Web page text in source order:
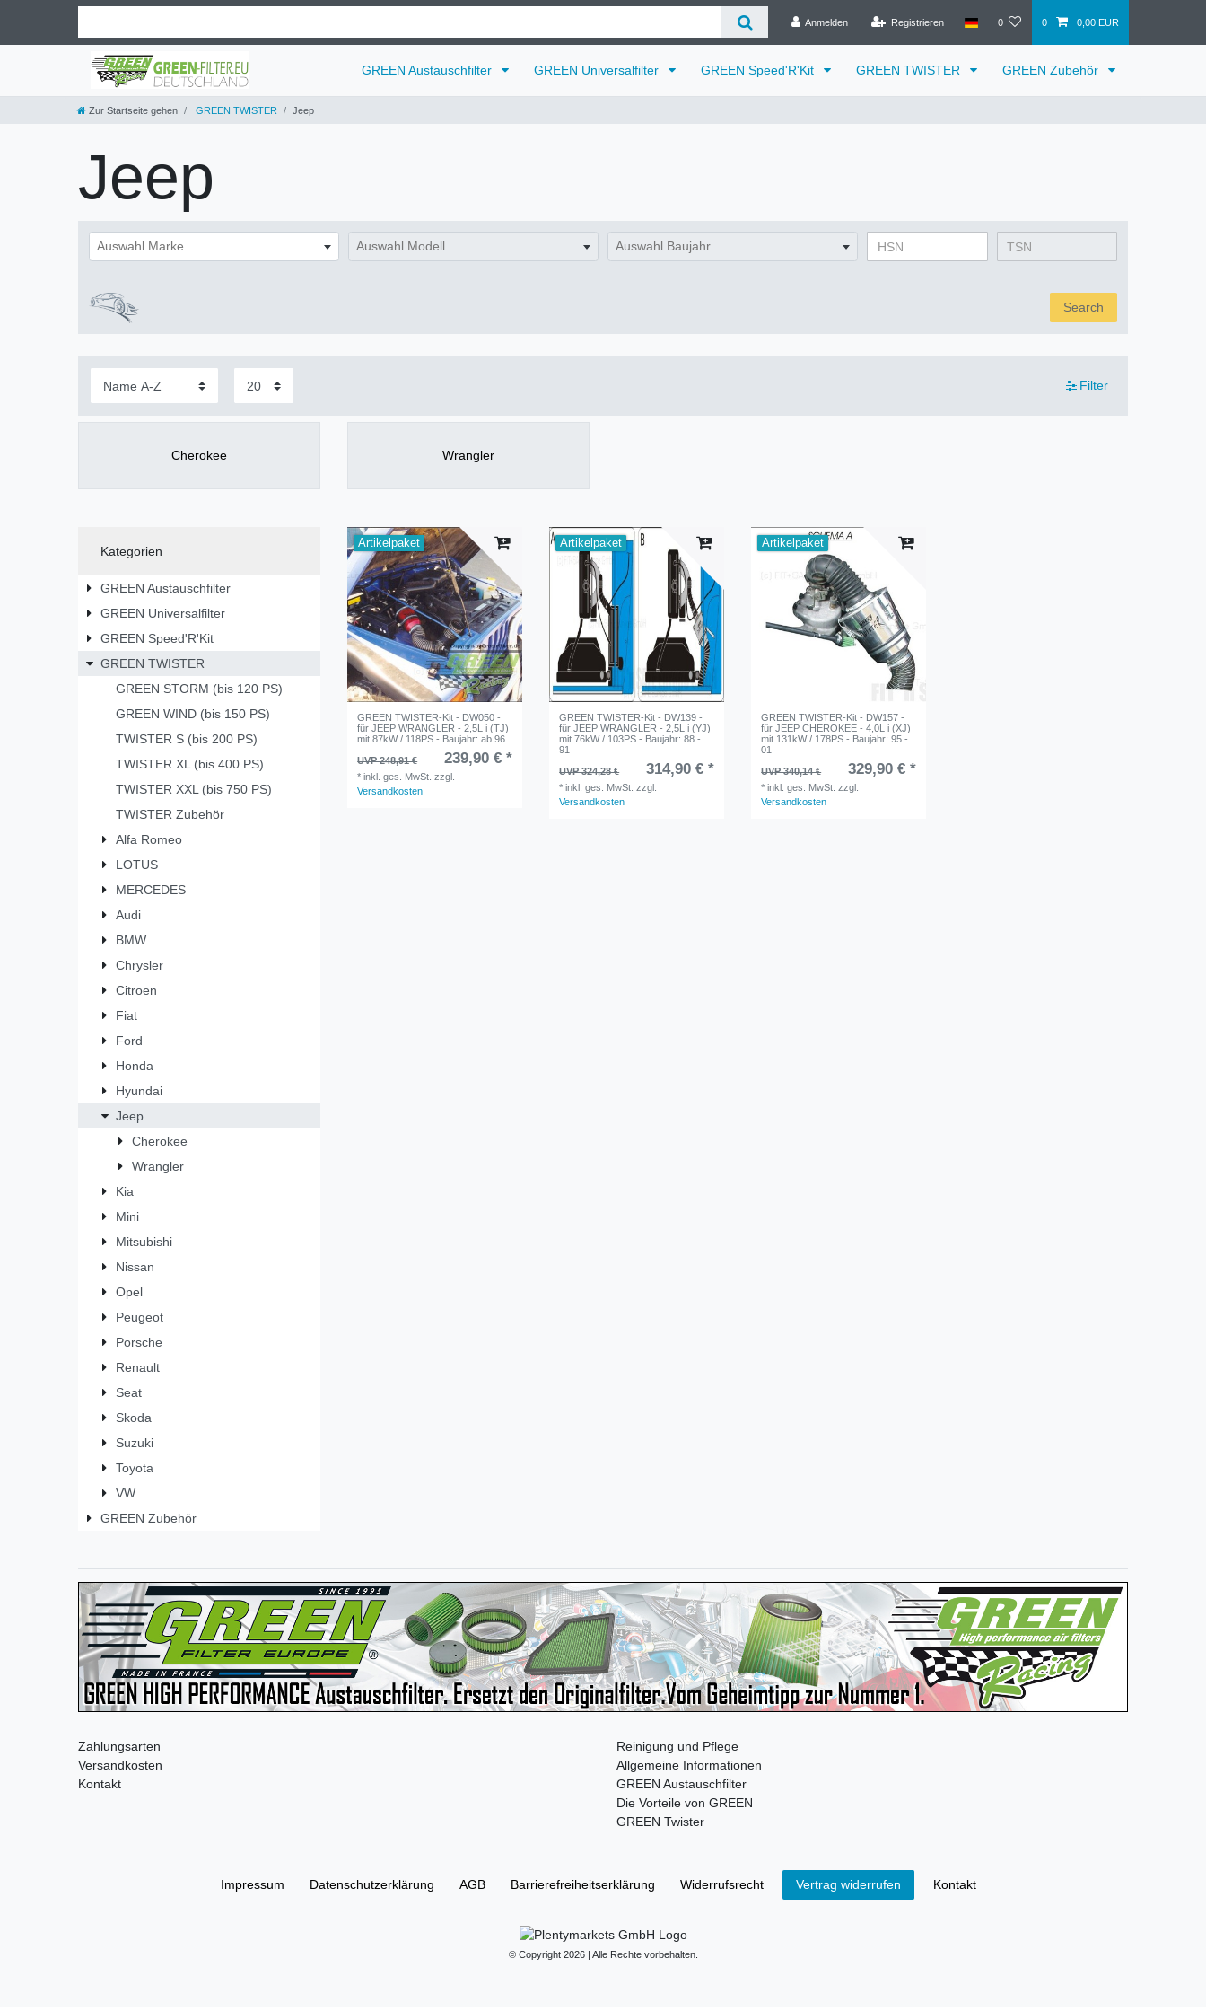
Anmelden Registrieren 0 0 0,00 EUR
GREEN Austauschfilter GREEN Universalfilter GREEN Speed'R'Kit GREEN TWISTER GREEN Zubehör
Zur Startseite gehen GREEN TWISTER Jeep
Jeep
Auswahl Marke Auswahl Modell Auswahl Baujahr
Search
Filter
Cherokee Wrangler
Kategorien
GREEN Austauschfilter
GREEN Universalfilter
GREEN Speed'R'Kit
GREEN TWISTER
GREEN STORM (bis 120 PS)
GREEN WIND (bis 150 PS)
TWISTER S (bis 200 PS)
TWISTER XL (bis 400 PS)
TWISTER XXL (bis 750 PS)
TWISTER Zubehör
Alfa Romeo
LOTUS
MERCEDES
Audi
BMW
Chrysler
Citroen
Fiat
Ford
Honda
Hyundai
Jeep
Cherokee
Wrangler
Kia
Mini
Mitsubishi
Nissan
Opel
Peugeot
Porsche
Renault
Seat
Skoda
Suzuki
Toyota
VW
GREEN Zubehör
Artikelpaket
GREEN TWISTER-Kit - DW050 -
für JEEP WRANGLER - 2,5L i (TJ)
mit 87kW / 118PS - Baujahr: ab 96
UVP 248,91 €
239,90 € *
*inkl. ges. MwSt. zzgl.
Versandkosten
Artikelpaket
GREEN TWISTER-Kit - DW139 -
für JEEP WRANGLER - 2,5L i (YJ)
mit 76kW / 103PS - Baujahr: 88 -
91
UVP 324,28 €
314,90 € *
*inkl. ges. MwSt. zzgl.
Versandkosten
Artikelpaket
GREEN TWISTER-Kit - DW157 -
für JEEP CHEROKEE - 4,0L i (XJ)
mit 131kW / 178PS - Baujahr: 95 -
01
UVP 340,14 €
329,90 € *
*inkl. ges. MwSt. zzgl.
Versandkosten
Zahlungsarten
Versandkosten
Kontakt
Reinigung und Pflege
Allgemeine Informationen
GREEN Austauschfilter
Die Vorteile von GREEN
GREEN Twister
Impressum Daten­schutz­erklärung AGB Barrierefreiheitserklärung Widerrufs­recht Vertrag widerrufen Kontakt
© Copyright 2026 | Alle Rechte vorbehalten.